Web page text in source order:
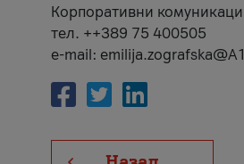
Корпоративни
тел. ++389 75 400505
e-mail: